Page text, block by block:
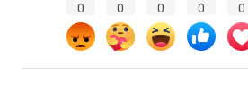
0 0 0 0 0